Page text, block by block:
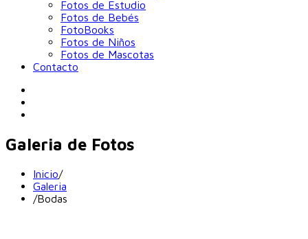
Fotos de Estudio
Fotos de Bebés
FotoBooks
Fotos de Niños
Fotos de Mascotas
Contacto
Galeria de Fotos
Inicio/
Galeria
/Bodas